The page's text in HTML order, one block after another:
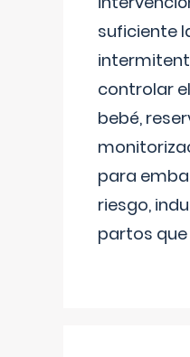
suficiente
controlar
bebé,
para
riesgo,
partos